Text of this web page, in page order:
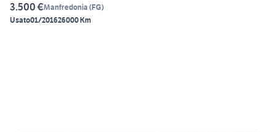
3.500 €Manfredonia (FG)
Usato01/201626000 Km